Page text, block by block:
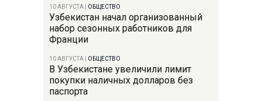
10 АВГУСТА ОБЩЕСТВО
Узбекистан начал организованный
набор сезонных работников для
Франции
10 АВГУСТА ОБЩЕСТВО
В Узбекистане увеличили лимит
покупки наличных долларов без
паспорта